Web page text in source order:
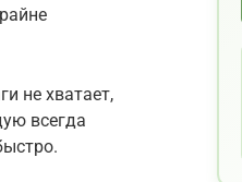
не хватает,
всегда